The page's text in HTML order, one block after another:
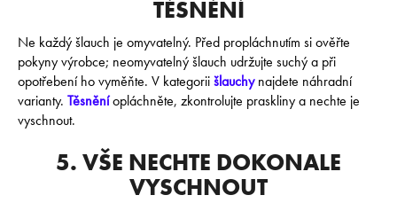
TĚSNĚNÍ
Ne každý šlauch je omyvatelný. Před propláchnutím si ověřte
pokyny výrobce; neomyvatelný šlauch udržujte suchý a při
opotřebení ho vyměňte. V kategoriišlauchynajdete náhradní
varianty. Těsněníopláchněte, zkontrolujte praskliny a nechte je
vyschnout.
5. VŠE NECHTE DOKONALE
VYSCHNOUT
200G
-
CURANT
799
Kč